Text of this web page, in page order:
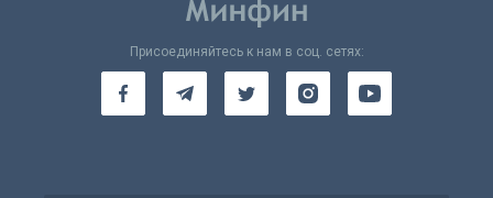
Присоединяйтесь к нам в соц. сетях: